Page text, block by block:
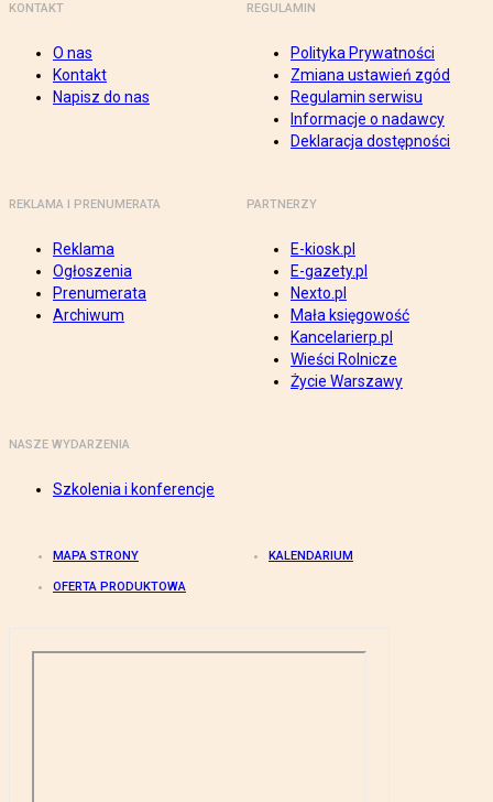
KONTAKT
O nas
Kontakt
Napisz do nas
REGULAMIN
Polityka Prywatności
Zmiana ustawień zgód
Regulamin serwisu
Informacje o nadawcy
Deklaracja dostępności
REKLAMA I PRENUMERATA
Reklama
Ogłoszenia
Prenumerata
Archiwum
PARTNERZY
E-kiosk.pl
E-gazety.pl
Nexto.pl
Mała księgowość
Kancelarierp.pl
Wieści Rolnicze
Życie Warszawy
NASZE WYDARZENIA
Szkolenia i konferencje
MAPA STRONY KALENDARIUM
OFERTA PRODUKTOWA